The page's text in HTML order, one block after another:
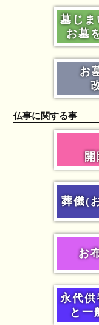
墓じ
お墓
お
仏事に関する事
葬儀(
お
永代
と一